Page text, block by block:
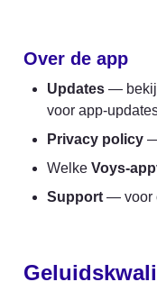
Over de app
Updates —
voor app-
Privacy policy
Welke Voys-
Support — voor